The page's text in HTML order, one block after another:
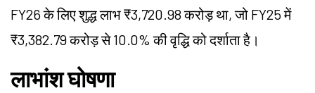
FY26 के लिए शुद्ध लाभ ₹3,720.98 करोड़ था, जो FY25 में
₹3,382.79 करोड़ से 10.0% की वृद्धि को दर्शाता है।
लाभांश घोषणा